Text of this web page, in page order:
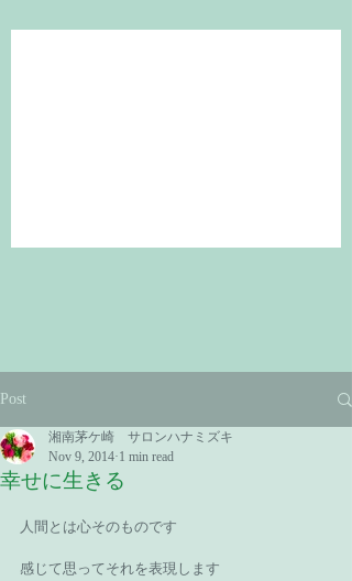
Post
幸せに生きる
湘南茅ケ崎 サロンハナミズキ
Nov 9, 2014 1 min read
人間とは心そのものです
感じて思ってそれを表現します